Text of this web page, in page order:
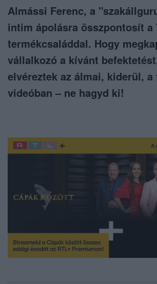
Almássi Ferenc, a
intim ápolásra összpontosít a
termékcsaláddal. Hogy
vállalkozó a kívánt
elvéreztek az álmai, kiderül, a
videóban – ne hagyd ki!